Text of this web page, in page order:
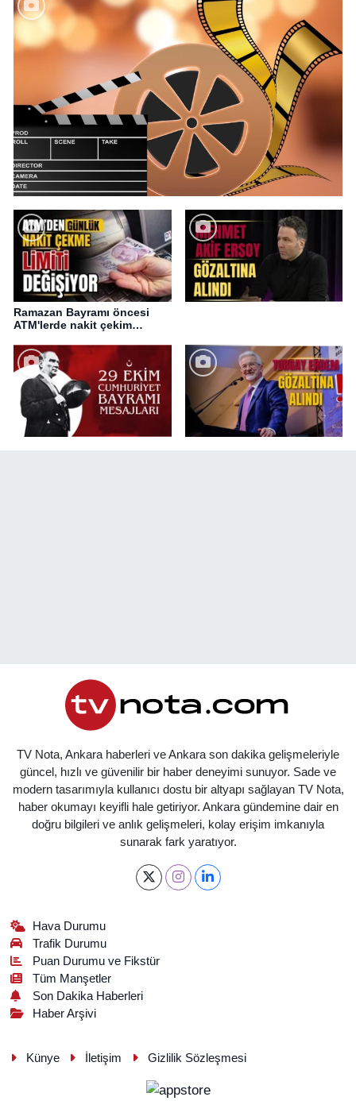
Ramazan Bayramı öncesi
ATM'lerde nakit çekim
TV Nota, Ankara haberleri ve Ankara son dakika gelişmeleriyle
güncel, hızlı ve güvenilir bir haber deneyimi sunuyor. Sade ve
modern tasarımıyla kullanıcı dostu bir altyapı sağlayan TV Nota,
haber okumayı keyifli hale getiriyor. Ankara gündemine dair en
doğru bilgileri ve anlık gelişmeleri, kolay erişim imkanıyla
sunarak fark yaratıyor.
Hava Durumu
Trafik Durumu
Puan Durumu ve Fikstür
Tüm Manşetler
Son Dakika Haberleri
Haber Arşivi
Künye İletişim Gizlilik Sözleşmesi